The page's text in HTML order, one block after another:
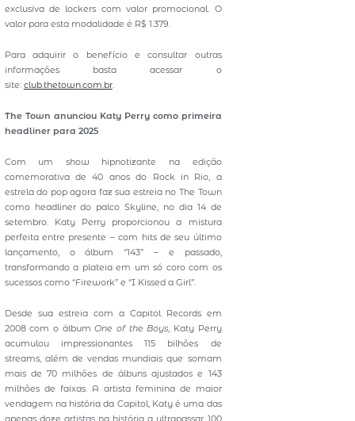
exclusiva de lockers com valor promocional. O
valor para esta modalidade é R$ 1.379.
Para adquirir o benefício e consultar outras
informações basta acessar o
site: club.thetown.com.br.
The Town anunciou Katy Perry como primeira
headliner para 2025
Com um show hipnotizante na edição
comemorativa de 40 anos do Rock in Rio, a
estrela do pop agora faz sua estreia no The Town
como headliner do palco Skyline, no dia 14 de
setembro. Katy Perry proporcionou a mistura
perfeita entre presente – com hits de seu último
lançamento, o álbum “143” – e passado,
transformando a plateia em um só coro com os
sucessos como “Firework” e “I Kissed a Girl”.
Desde sua estreia com a Capitol Records em
2008 com o álbumOne of the Boys, Katy Perry
acumulou impressionantes 115 bilhões de
streams, além de vendas mundiais que somam
mais de 70 milhões de álbuns ajustados e 143
milhões de faixas. A artista feminina de maior
vendagem na história da Capitol, Katy é uma das
apenas doze artistas na história a ultrapassar 100